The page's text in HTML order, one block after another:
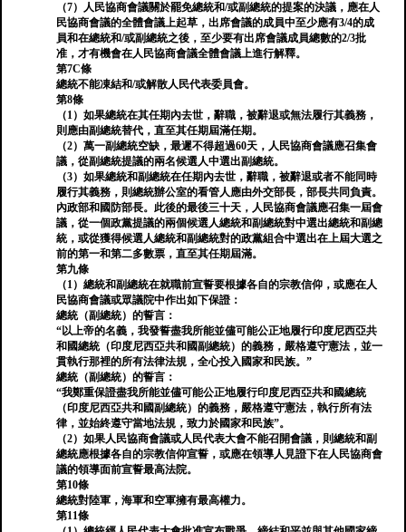
（7）人民協商會議關於罷免總統和/或副總統的提案的決議，應在人
民協商會議的全體會議上起草，出席會議的成員中至少應有3/4的成
員和在總統和/或副總統之後，至少要有出席會議成員總數的2/3批
准，才有機會在人民協商會議全體會議上進行解釋。
第7C條
總統不能凍結和/或解散人民代表委員會。
第8條
（1）如果總統在其任期內去世，辭職，被辭退或無法履行其義務，
則應由副總統替代，直至其任期屆滿任期。
（2）萬一副總統空缺，最遲不得超過60天，人民協商會議應召集會
議，從副總統提議的兩名候選人中選出副總統。
（3）如果總統和副總統在任期內去世，辭職，被辭退或者不能同時
履行其義務，則總統辦公室的看管人應由外交部長，部長共同負責。
內政部和國防部長。此後的最後三十天，人民協商會議應召集一屆會
議，從一個政黨提議的兩個候選人總統和副總統對中選出總統和副總
統，或從獲得候選人總統和副總統對的政黨組合中選出在上屆大選之
前的第一和第二多數票，直至其任期屆滿。
第九條
（1）總統和副總統在就職前宣誓要根據各自的宗教信仰，或應在人
民協商會議或眾議院中作出如下保證：
總統（副總統）的誓言：
“以上帝的名義，我發誓盡我所能並儘可能公正地履行印度尼西亞共
和國總統（印度尼西亞共和國副總統）的義務，嚴格遵守憲法，並一
貫執行那裡的所有法律法規，全心投入國家和民族。”
總統（副總統）的誓言：
“我鄭重保證盡我所能並儘可能公正地履行印度尼西亞共和國總統
（印度尼西亞共和國副總統）的義務，嚴格遵守憲法，執行所有法
律，並始終遵守當地法規，致力於國家和民族”。
（2）如果人民協商會議或人民代表大會不能召開會議，則總統和副
總統應根據各自的宗教信仰宣誓，或應在領導人見證下在人民協商會
議的領導面前宣誓最高法院。
第10條
總統對陸軍，海軍和空軍擁有最高權力。
第11條